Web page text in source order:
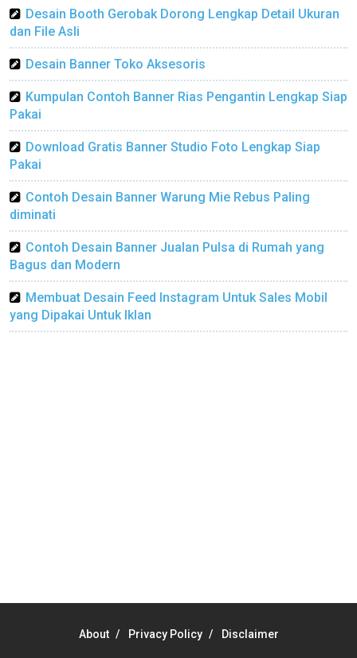
Desain Booth Gerobak Dorong Lengkap Detail Ukuran
dan File Asli
Desain Banner Toko Aksesoris
Kumpulan Contoh Banner Rias Pengantin Lengkap Siap
Pakai
Download Gratis Banner Studio Foto Lengkap Siap
Pakai
Contoh Desain Banner Warung Mie Rebus Paling
diminati
Contoh Desain Banner Jualan Pulsa di Rumah yang
Bagus dan Modern
Membuat Desain Feed Instagram Untuk Sales Mobil
yang Dipakai Untuk Iklan
About Privacy Policy Disclaimer